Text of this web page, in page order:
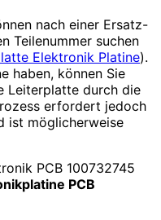
nach einer Ersatz-
Teilenummer suchen
Elektronik Platine).
haben, können Sie
Leiterplatte durch die
erfordert jedoch
ist möglicherweise
PCB